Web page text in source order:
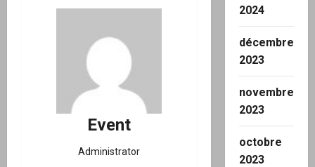
Event
Administrator
2024
décembre
2023
novembre
2023
octobre
2023